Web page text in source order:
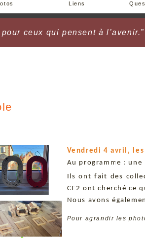
Liens
ceux qui pensent à l’avenir.”
Vendredi 4 avril, les
Au programme :
Ils ont fait des
CE2 ont cherché ce
Nous avons
Pour agrandir les